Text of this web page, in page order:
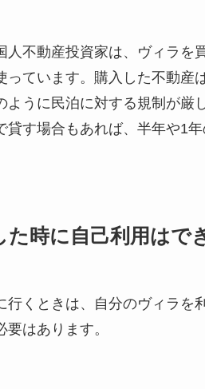
人不動産投資家は、ヴィラを
っています。購入した不動
ように民泊に対する規制が厳
貸す場合もあれば、半年や1
時に自己利用はで
行くときは、自分のヴィラ
はあります。